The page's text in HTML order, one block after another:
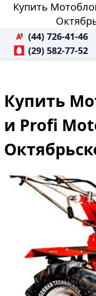
Купить
(44) 726-41-46
(29) 582-77-52
Купить
и Profi